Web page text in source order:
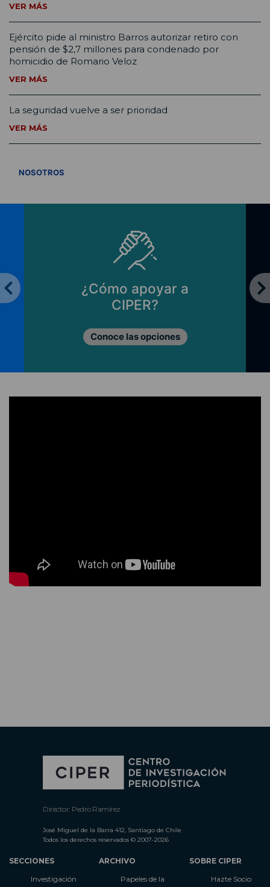
VER MÁS
Ejército pide al ministro Barros autorizar retiro con
pensión de $2,7 millones para condenado por
homicidio de Romario Veloz
VER MÁS
La seguridad vuelve a ser prioridad
VER MÁS
NOSOTROS
¿Cómo apoyar a
CIPER?
Conoce las opciones
Director: Pedro Ramírez
José Miguel de la Barra 412, Santiago de Chile
Todos los derechos reservados © 2007-2026
SECCIONES
Investigación
ARCHIVO
Papeles de la
SOBRE CIPER
Hazte Socio